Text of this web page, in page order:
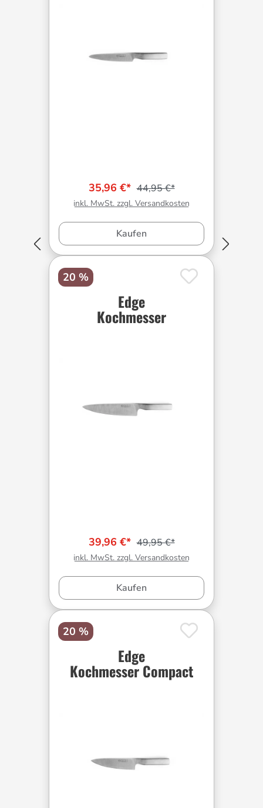
35,96 €* 44,95 €*
inkl. MwSt. zzgl. Versandkosten
Kaufen
20 %
Edge
Kochmesser
39,96 €* 49,95 €*
inkl. MwSt. zzgl. Versandkosten
Kaufen
20 %
Edge
Kochmesser Compact